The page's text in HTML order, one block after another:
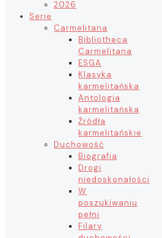
2026
Serie
Carmelitana
Bibliotheca
Carmelitana
ESGA
Klasyka
karmelitańska
Antologia
karmelitańska
Źródła
karmelitańskie
Duchowość
Biografia
Drogi
niedoskonałości
W
poszukiwaniu
pełni
Filary